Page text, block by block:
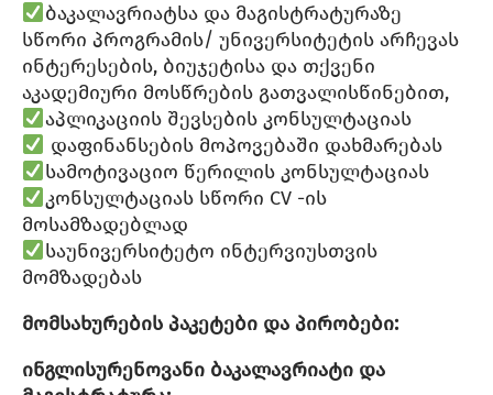
ბაკალავრიატსა და მაგისტრატურაზე
სწორი პროგრამის/ უნივერსიტეტის არჩევას
ინტერესების, ბიუჯეტისა და თქვენი
აკადემიური მოსწრების გათვალისწინებით,
აპლიკაციის შევსების კონსულტაციას
დაფინანსების მოპოვებაში დახმარებას
სამოტივაციო წერილის კონსულტაციას
კონსულტაციას სწორი CV -ის
მოსამზადებლად
საუნივერსიტეტო ინტერვიუსთვის
მომზადებას
მომსახურების პაკეტები და პირობები:
ინგლისურენოვანი ბაკალავრიატი და